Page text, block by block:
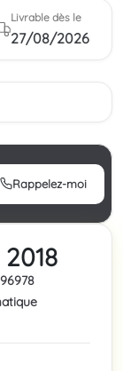
Livrable dès le
27/08/2026
Rappelez-moi